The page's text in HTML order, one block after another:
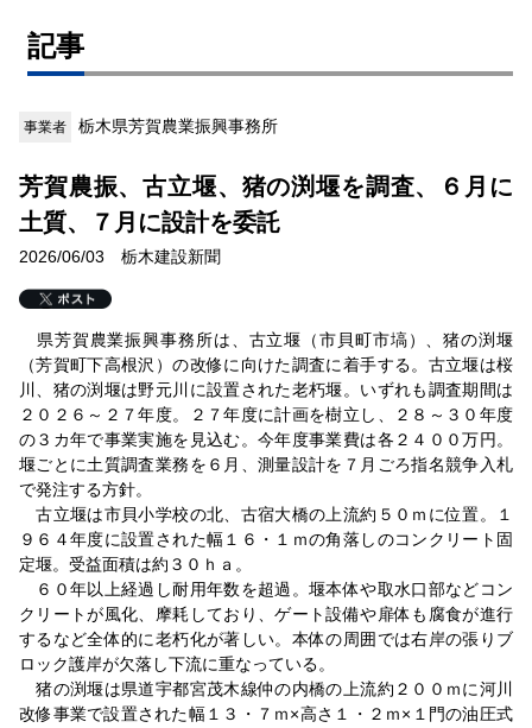
記事
事業者 栃木県芳賀農業振興事務所
芳賀農振、古立堰、猪の渕堰を調査、６月に
土質、７月に設計を委託
2026/06/03 栃木建設新聞
県芳賀農業振興事務所は、古立堰（市貝町市塙）、猪の渕堰
（芳賀町下高根沢）の改修に向けた調査に着手する。古立堰は桜
川、猪の渕堰は野元川に設置された老朽堰。いずれも調査期間は
２０２６～２７年度。２７年度に計画を樹立し、２８～３０年度
の３カ年で事業実施を見込む。今年度事業費は各２４００万円。
堰ごとに土質調査業務を６月、測量設計を７月ごろ指名競争入札
で発注する方針。
古立堰は市貝小学校の北、古宿大橋の上流約５０ｍに位置。１
９６４年度に設置された幅１６・１ｍの角落しのコンクリート固
定堰。受益面積は約３０ｈａ。
６０年以上経過し耐用年数を超過。堰本体や取水口部などコン
クリートが風化、摩耗しており、ゲート設備や扉体も腐食が進行
するなど全体的に老朽化が著しい。本体の周囲では右岸の張りブ
ロック護岸が欠落し下流に重なっている。
猪の渕堰は県道宇都宮茂木線仲の内橋の上流約２００ｍに河川
改修事業で設置された幅１３・７ｍ×高さ１・２ｍ×１門の油圧式